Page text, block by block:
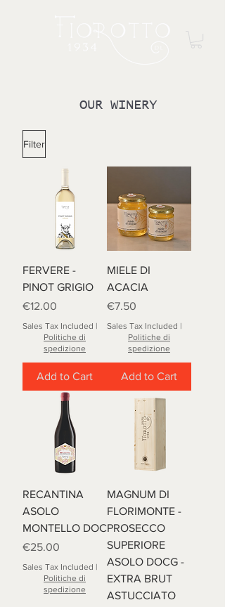
OUR WINERY
Filter
FERVERE -
PINOT GRIGIO
Price
€12.00
Sales Tax Included |
Politiche di
spedizione
Add to Cart
MIELE DI
ACACIA
Price
€7.50
Sales Tax Included |
Politiche di
spedizione
Add to Cart
RECANTINA
ASOLO
MONTELLO DOC
Price
€25.00
Sales Tax Included |
Politiche di
spedizione
MAGNUM DI
FLORIMONTE -
PROSECCO
SUPERIORE
ASOLO DOCG -
EXTRA BRUT
ASTUCCIATO